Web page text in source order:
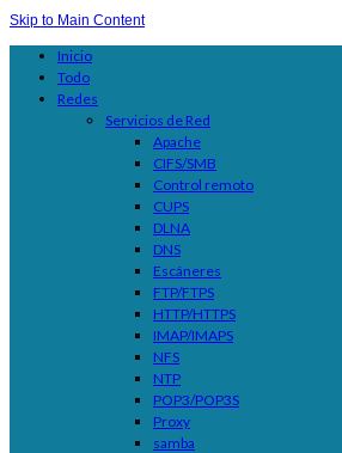
Skip to Main Content
Inicio
Todo
Redes
Servicios de Red
Apache
CIFS/SMB
Control remoto
CUPS
DLNA
DNS
Escáneres
FTP/FTPS
HTTP/HTTPS
IMAP/IMAPS
NFS
NTP
POP3/POP3S
Proxy
samba